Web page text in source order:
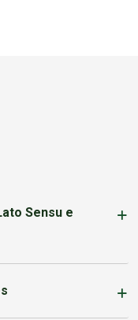
Sensu e